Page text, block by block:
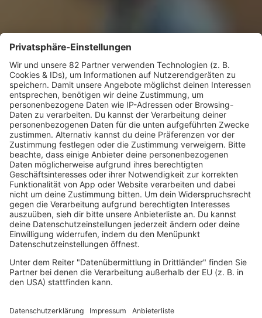
04.08.2026
New Radicals: Comeback mit neuem
Song nach 28 Jahren
Mit „You Get What You Give“ stürmten die New Radicals
1999 die Charts in Europa. Fast drei Jahrzehnte später
melden sie sich endlich mit neuer Musik zurück.
mehr lesen
IMAGO / Christian Schroth